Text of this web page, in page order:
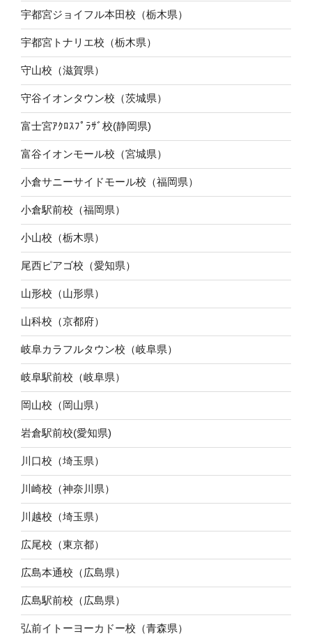
宇都宮ジョイフル本田校（栃木県）
宇都宮トナリエ校（栃木県）
守山校（滋賀県）
守谷イオンタウン校（茨城県）
富士宮ｱｸﾛｽﾌﾟﾗｻﾞ校(静岡県)
富谷イオンモール校（宮城県）
小倉サニーサイドモール校（福岡県）
小倉駅前校（福岡県）
小山校（栃木県）
尾西ピアゴ校（愛知県）
山形校（山形県）
山科校（京都府）
岐阜カラフルタウン校（岐阜県）
岐阜駅前校（岐阜県）
岡山校（岡山県）
岩倉駅前校(愛知県)
川口校（埼玉県）
川崎校（神奈川県）
川越校（埼玉県）
広尾校（東京都）
広島本通校（広島県）
広島駅前校（広島県）
弘前イトーヨーカドー校（青森県）